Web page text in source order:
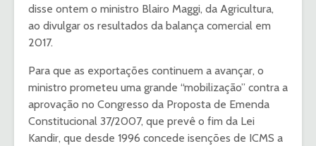
disse ontem o ministro Blairo Maggi, da Agricultura,
ao divulgar os resultados da balança comercial em
2017.
Para que as exportações continuem a avançar, o
ministro prometeu uma grande “mobilização” contra a
aprovação no Congresso da Proposta de Emenda
Constitucional 37/2007, que prevê o fim da Lei
Kandir, que desde 1996 concede isenções de ICMS a